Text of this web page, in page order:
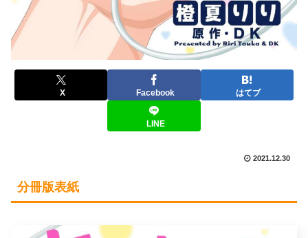
X Facebook はてブ
LINE
2021.12.30
分冊版表紙